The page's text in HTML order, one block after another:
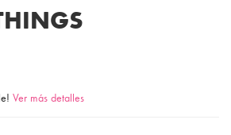
Ver más detalles